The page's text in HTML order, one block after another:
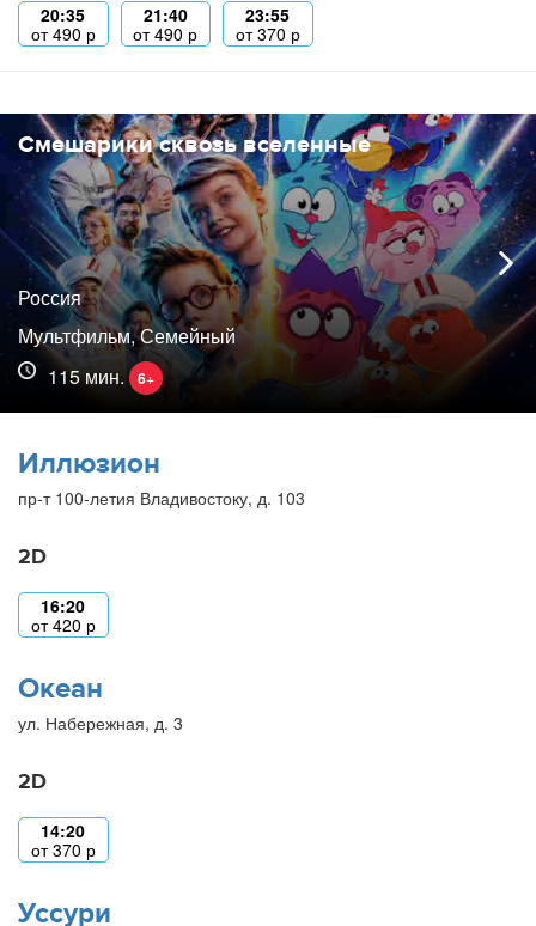
20:35
от490 р
21:40
от490 р
23:55
от370 р
Смешарики сквозь вселенные
Россия
Мультфильм, Семейный
115 мин.
6+
Иллюзион
пр-т 100-летия Владивостоку, д. 103
2D
16:20
от420 р
Океан
ул. Набережная, д. 3
2D
14:20
от370 р
Уссури